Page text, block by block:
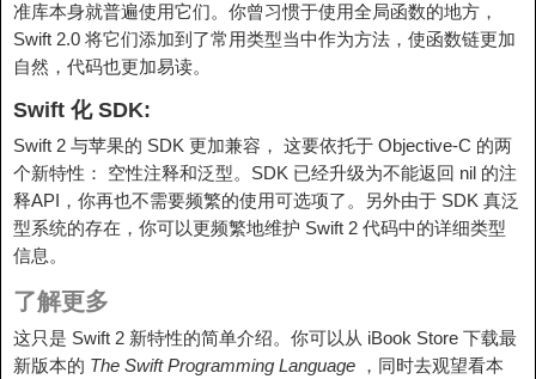
准库本身就普遍使用它们。你曾习惯于使用全局函数的地方，
Swift 2.0 将它们添加到了常用类型当中作为方法，使函数链更加
自然，代码也更加易读。
Swift 化 SDK:
Swift 2 与苹果的 SDK 更加兼容， 这要依托于 Objective-C 的两
个新特性： 空性注释和泛型。SDK 已经升级为不能返回 nil 的注
释API，你再也不需要频繁的使用可选项了。另外由于 SDK 真泛
型系统的存在，你可以更频繁地维护 Swift 2 代码中的详细类型
信息。
了解更多
这只是 Swift 2 新特性的简单介绍。你可以从 iBook Store 下载最
新版本的 The Swift Programming Language ，同时去观望看本